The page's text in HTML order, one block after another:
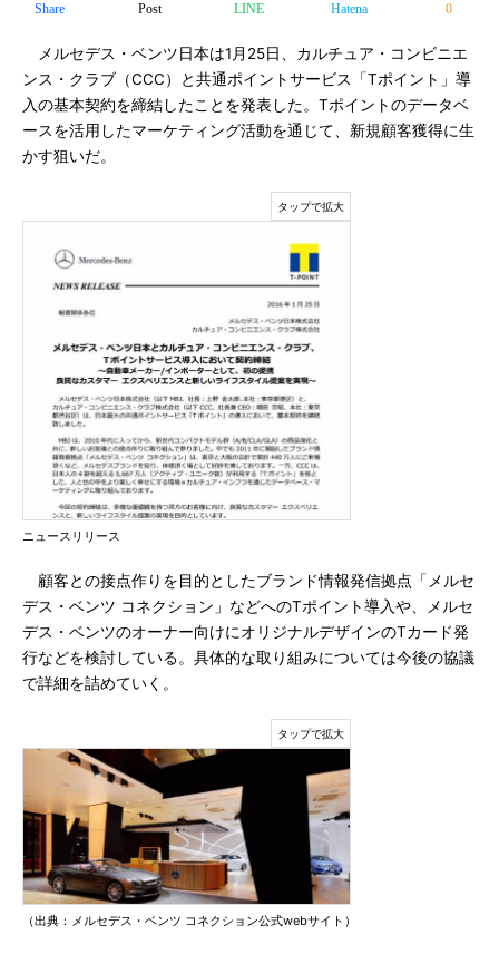
Share Post LINE Hatena 0
メルセデス・ベンツ日本は1月25日、カルチュア・コンビニエ
ンス・クラブ（CCC）と共通ポイントサービス「Tポイント」導
入の基本契約を締結したことを発表した。Tポイントのデータベ
ースを活用したマーケティング活動を通じて、新規顧客獲得に生
かす狙いだ。
ニュースリリース
顧客との接点作りを目的としたブランド情報発信拠点「メルセ
デス・ベンツ コネクション」などへのTポイント導入や、メルセ
デス・ベンツのオーナー向けにオリジナルデザインのTカード発
行などを検討している。具体的な取り組みについては今後の協議
で詳細を詰めていく。
（出典：メルセデス・ベンツ コネクション公式webサイト）